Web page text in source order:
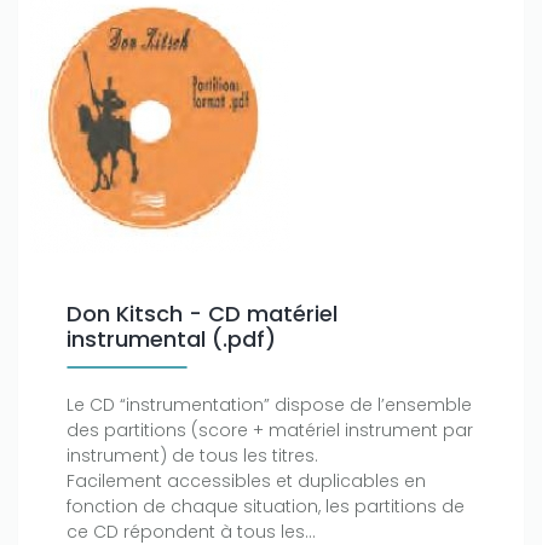
Don Kitsch - CD matériel
instrumental (.pdf)
Le CD “instrumentation” dispose de l’ensemble
des partitions (score + matériel instrument par
instrument) de tous les titres.
Facilement accessibles et duplicables en
fonction de chaque situation, les partitions de
ce CD répondent à tous les...